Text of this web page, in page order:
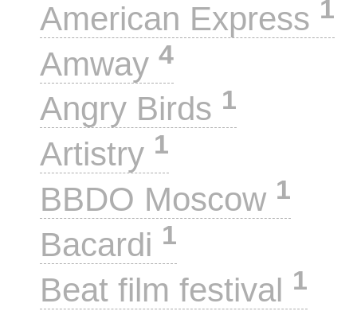
American Express 1
Amway 4
Angry Birds 1
Artistry 1
BBDO Moscow 1
Bacardi 1
Beat film festival 1